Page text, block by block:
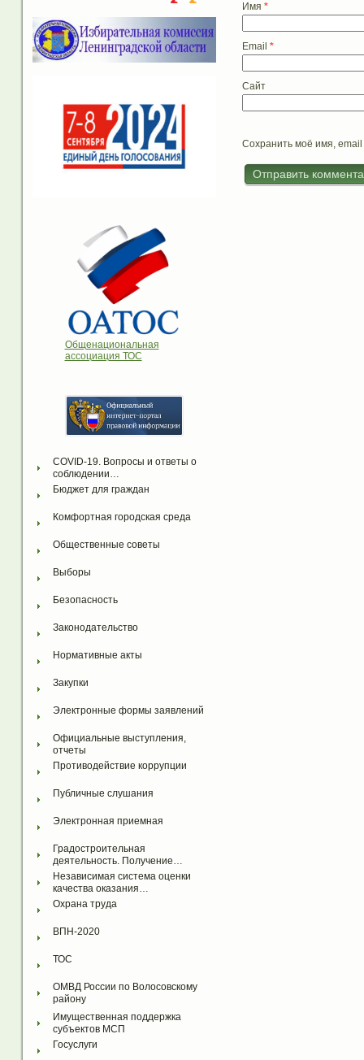
Общенациональная
ассоциация ТОС
COVID-19. Вопросы и ответы о
соблюдении…
Бюджет для граждан
Комфортная городская среда
Общественные советы
Выборы
Безопасность
Законодательство
Нормативные акты
Закупки
Электронные формы заявлений
Официальные выступления,
отчеты
Противодействие коррупции
Публичные слушания
Электронная приемная
Градостроительная
деятельность. Получение…
Независимая система оценки
качества оказания…
Охрана труда
ВПН-2020
ТОС
ОМВД России по Волосовскому
району
Имущественная поддержка
субъектов МСП
Госуслуги
Имя *
Email *
Сайт
Сохранить моё имя,